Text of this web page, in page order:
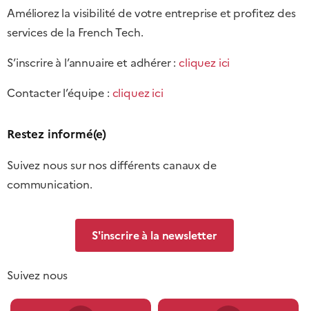
Améliorez la visibilité de votre entreprise et profitez des
services de la French Tech.
S’inscrire à l’annuaire et adhérer :cliquez ici
Contacter l’équipe : cliquez ici
Restez informé(e)
Suivez nous sur nos différents canaux de
communication.
S'inscrire à la newsletter
Suivez nous